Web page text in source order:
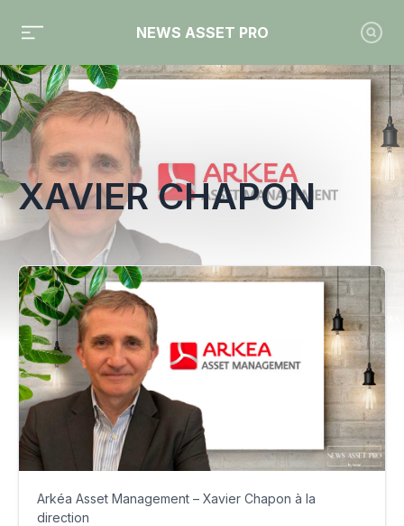
NEWS ASSET PRO
Toute l'actualité sur le tag "Xavier Chapon"
XAVIER CHAPON
Arkéa Asset Management – Xavier Chapon à la
direction